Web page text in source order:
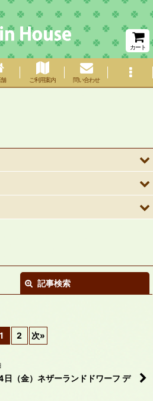
カート
ご利用案内 問い合わせ
記事検索
絞り込む
1 2 次»
日（金）ネザーランドドワーフ デ